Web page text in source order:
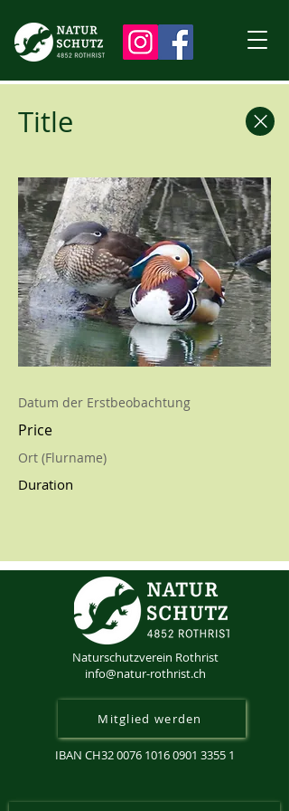
Title
Datum der Erstbeobachtung
Price
Ort (Flurname)
Duration
Naturschutzverein Rothrist
info@natur-rothrist.ch
Mitglied werden
IBAN CH320076 1016 0901 3355 1